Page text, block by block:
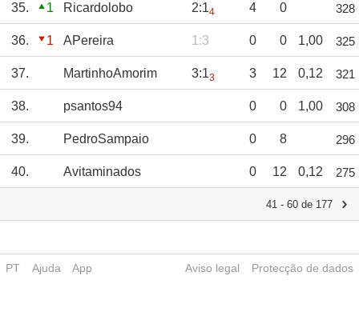
35. 1 Ricardolobo 2:14 4 0 328
36. 1 APereira 1:3 0 0 1,00 325
37. MartinhoAmorim 3:13 3 12 0,12 321
38. psantos94 0 0 1,00 308
39. PedroSampaio 0 8 296
40. Avitaminados 0 12 0,12 275
41 - 60 de 177
PT Ajuda App Aviso legal Protecção de dados